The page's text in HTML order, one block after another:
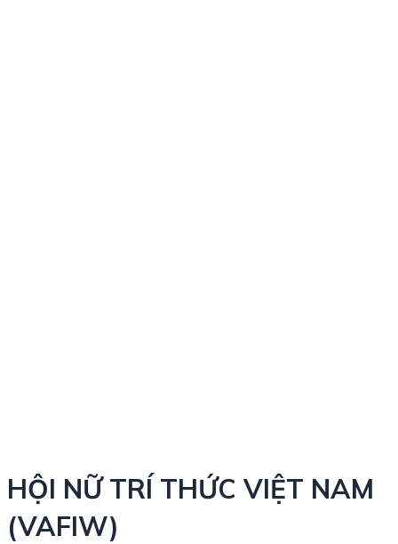
HỘI NỮ TRÍ THỨC VIỆT NAM
(VAFIW)